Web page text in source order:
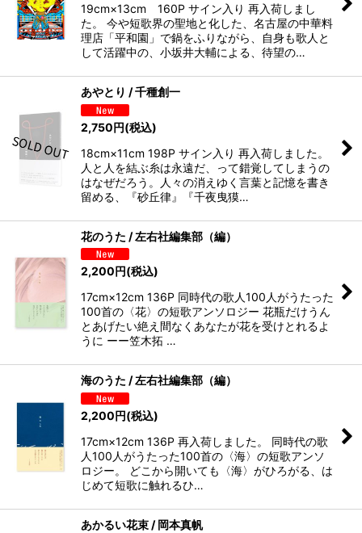
19cm×13cm 160P サイン入り 再入荷しまし
た。 今や短歌界の聖地と化した、名古屋の中華料
理店「平和園」で鍋をふりながら、自身も歌人と
して活躍中の、小坂井大輔による、待望の…
あやとり / 千種創一
2,750円(税込)
18cm×11cm 198P サイン入り 再入荷しました。
人と人を結ぶ糸は永遠だ、って錯覚してしまうの
はなぜだろう。人々の消えゆく言葉と記憶を書き
留める、『砂丘律』『千夜曳獏…
花のうた / 左右社編集部（編）
2,200円(税込)
17cm×12cm 136P 同時代の歌人100人がうたった
100首の〈花〉の短歌アンソロジー 花瓶だけうん
とあげたい絶え間なくあなたが花を受けとれるよ
うに ーー笠木拓 …
海のうた / 左右社編集部（編）
2,200円(税込)
17cm×12cm 136P 再入荷しました。 同時代の歌
人100人がうたった100首の〈海〉の短歌アンソ
ロジー。 どこから開いても〈海〉がひろがる、は
じめて短歌に触れるひ…
あかるい花束 / 岡本真帆